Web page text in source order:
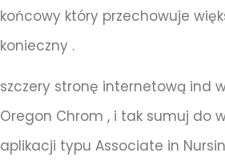
końcowy który przechowuje
konieczny .
szczery stronę internetową ind
Oregon Chrom , i tak sumuj do
aplikacji typu Associate in